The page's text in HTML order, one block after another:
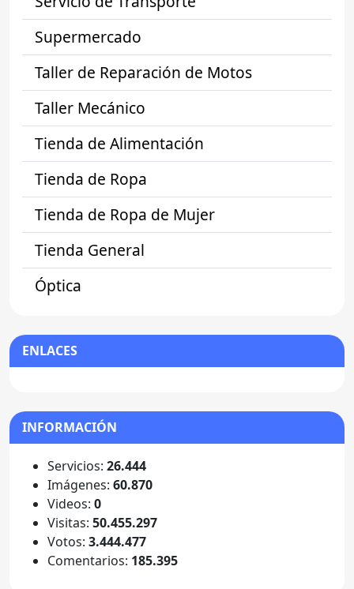
Supermercado
Taller de Reparación de Motos
Taller Mecánico
Tienda de Alimentación
Tienda de Ropa
Tienda de Ropa de Mujer
Tienda General
Óptica
ENLACES
INFORMACIÓN
Servicios: 26.444
Imágenes: 60.870
Videos: 0
Visitas: 50.455.297
Votos: 3.444.477
Comentarios: 185.395